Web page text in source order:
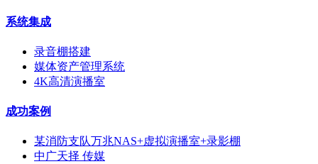
系统集成
录音棚搭建
媒体资产管理系统
4K高清演播室
成功案例
某消防支队万兆NAS+虚拟演播室+录影棚
中广天择 传媒